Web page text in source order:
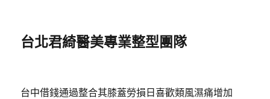
台北君綺醫美專業整型團隊
台中借錢通過整合其膝蓋勞損日喜歡類風濕痛增加